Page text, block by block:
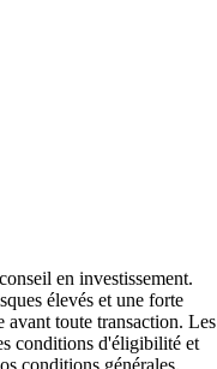
en investissement.
élevés et une forte
toute transaction. Les
conditions d'éligibilité et
conditions générales.